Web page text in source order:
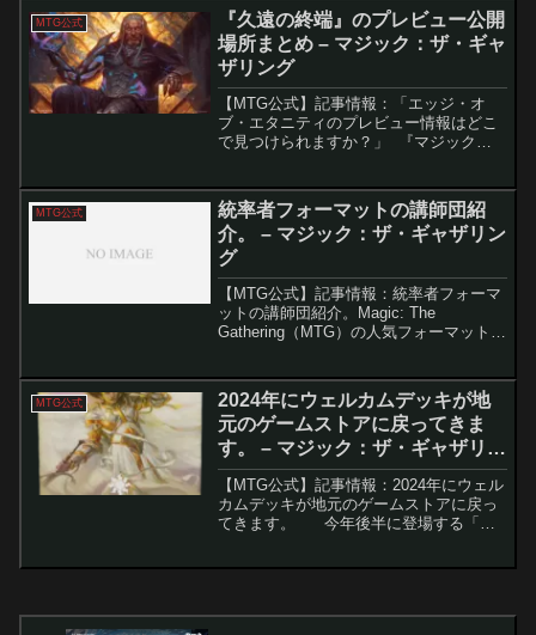
ーザー向けに重要な発表...
MTG公式
『久遠の終端』のプレビュー公開
場所まとめ – マジック：ザ・ギャ
ザリング
【MTG公式】記事情報：「エッジ・オ
ブ・エタニティのプレビュー情報はどこ
で見つけられますか？」 『マジック：
よ始動します。舞台は滅びゆく星を巡る
争いが展開するソセラ...
MTG公式
統率者フォーマットの講師団紹
介。 – マジック：ザ・ギャザリン
グ
【MTG公式】記事情報：統率者フォーマ
ットの講師団紹介。Magic: The
Gathering（MTG）の人気フォーマットで
ました。新たに設立された
「Commande...
MTG公式
2024年にウェルカムデッキが地
元のゲームストアに戻ってきま
す。 – マジック：ザ・ギャザリン
グ
【MTG公式】記事情報：2024年にウェル
カムデッキが地元のゲームストアに戻っ
てきます。 今年後半に登場する「ウ